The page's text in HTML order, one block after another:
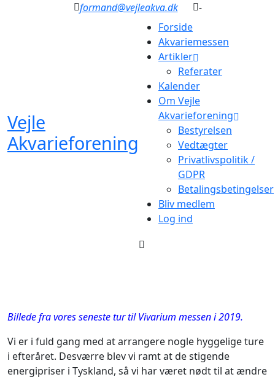
formand@vejleakva.dk -
Vejle
Akvarieforening
Forside
Akvariemessen
Artikler
Referater
Kalender
Om Vejle
Akvarieforening
Bestyrelsen
Vedtægter
Privatlivspolitik /
GDPR
Betalingsbetingelser
Bliv medlem
Log ind
Billede fra vores seneste tur til Vivarium messen i 2019.
Vi er i fuld gang med at arrangere nogle hyggelige ture
i efteråret. Desværre blev vi ramt at de stigende
energipriser i Tyskland, så vi har været nødt til at ændre